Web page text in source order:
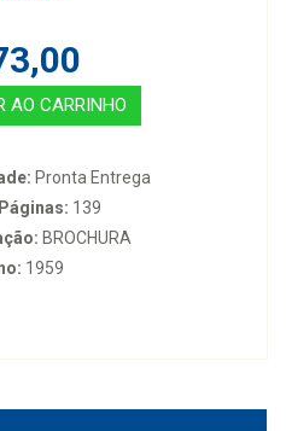
AO CARRINHO
Pronta Entrega
139
BROCHURA
1959